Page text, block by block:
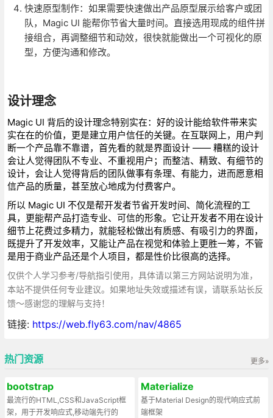
快速原型制作：如果需要快速做出产品原型展示给客户或团
队，Magic UI 能帮你节省大量时间。直接选用现成的组件拼
接组合，再调整细节和动效，很快就能做出一个可视化的原
型，方便沟通和修改。
设计理念
Magic UI 背后的设计理念特别实在：好的设计能给软件带来实
实在在的价值，更是建立用户信任的关键。在互联网上，用户判
断一个产品靠不靠谱，首先看的就是界面设计 —— 糟糕的设计
会让人觉得团队不专业、不重视用户；而整洁、精致、有细节的
设计，会让人觉得背后的团队做事有条理、有能力，进而愿意相
信产品的质量，甚至放心地成为付费客户。
所以 Magic UI 不仅是帮开发者节省开发时间、简化流程的工
具，更能帮产品打造专业、可信的形象。它让开发者不用在设计
细节上花费过多精力，就能轻松做出有质感、有吸引力的界面，
既提升了开发效率，又能让产品在视觉和体验上更胜一筹，不管
是用于商业产品还是个人项目，都是性价比很高的选择。
仅供个人学习参考/导航指引使用，具体请以第三方网站说明为准，
本站不提供任何专业建议。如果地址失效或描述有误，请联系站长反
馈～感谢您的理解与支持！
链接: https://web.fly63.com/nav/4865
更多»
热门资源
bootstrap
最流行的HTML,CSS和JavaScript框
架，用于开发响应式,移动端先行的
Materialize
基于Material Design的现代响应式前
端框架